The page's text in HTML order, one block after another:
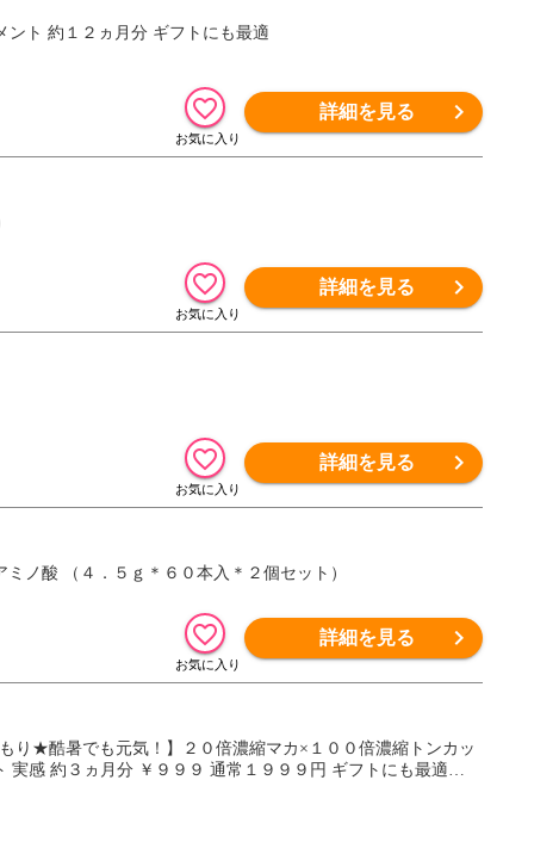
ト 約１２ヵ月分 ギフトにも最適
詳細を見る
詳細を見る
詳細を見る
ノ酸 （４．５ｇ＊６０本入＊２個セット）
詳細を見る
り★酷暑でも元気！】２０倍濃縮マカ×１００倍濃縮トンカッ
実感 約３ヵ月分 ￥９９９ 通常１９９９円 ギフトにも最適